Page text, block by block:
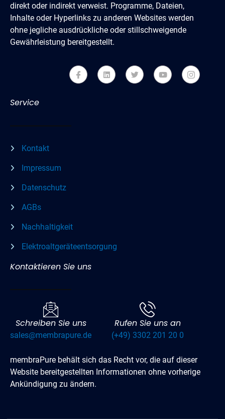
direkt oder indirekt verweist. Programme, Dateien,
Inhalte oder Hyperlinks zu anderen Websites werden
ohne jegliche ausdrückliche oder stillschweigende
Gewährleistung bereitgestellt.
Service
Kontakt
Impressum
Datenschutz
AGBs
Nachhaltigkeit
Elektroaltgeräteentsorgung
Kontaktieren Sie uns
Schreiben Sie uns
sales@membrapure.de
Rufen Sie uns an
(+49) 3302 201 20 0
membraPure behält sich das Recht vor, die auf dieser
Website bereitgestellten Informationen ohne vorherige
Ankündigung zu ändern.